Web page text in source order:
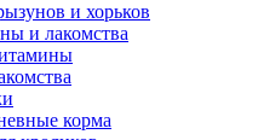
и хорьков
и лакомства
корма